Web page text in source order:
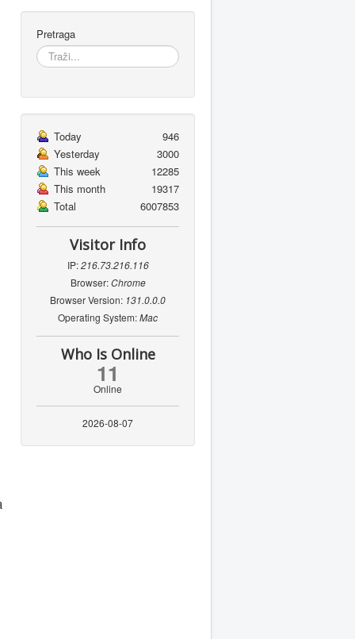
Pretraga
Today
946
Yesterday
3000
This week
12285
This month
19317
Total
6007853
Visitor Info
IP:216.73.216.116
Browser:Chrome
Browser Version: 131.0.0.0
Operating System:Mac
Who Is Online
11
Online
2026-08-07